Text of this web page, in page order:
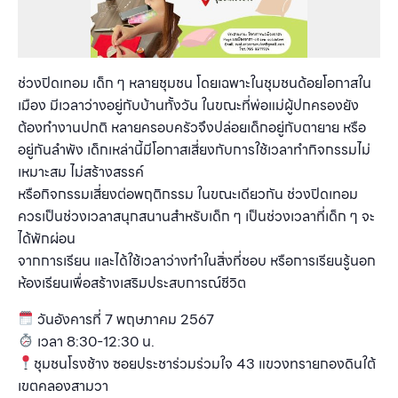
ช่วงปิดเทอม เด็ก ๆ หลายชุมชน โดยเฉพาะในชุมชนด้อยโอกาสใน
เมือง มีเวลาว่างอยู่กับบ้านทั้งวัน ในขณะที่พ่อแม่ผู้ปกครองยัง
ต้องทำงานปกติ หลายครอบครัวจึงปล่อยเด็กอยู่กับตายาย หรือ
อยู่กันลำพัง เด็กเหล่านี้มีโอกาสเสี่ยงกับการใช้เวลาทำกิจกรรมไม่
เหมาะสม ไม่สร้างสรรค์
หรือกิจกรรมเสี่ยงต่อพฤติกรรม ในขณะเดียวกัน ช่วงปิดเทอม
ควรเป็นช่วงเวลาสนุกสนานสำหรับเด็ก ๆ เป็นช่วงเวลาที่เด็ก ๆ จะ
ได้พักผ่อน
จากการเรียน และได้ใช้เวลาว่างทำในสิ่งที่ชอบ หรือการเรียนรู้นอก
ห้องเรียนเพื่อสร้างเสริมประสบการณ์ชีวิต
วันอังคารที่ 7 พฤษภาคม 2567
เวลา 8:30-12:30 น.
ชุมชนโรงช้าง ซอยประชาร่วมร่วมใจ 43 แขวงทรายกองดินใต้
เขตคลองสามวา